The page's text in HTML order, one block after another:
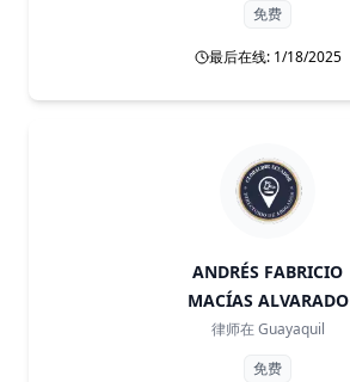
免费
最后在线: 1/18/2025
ANDRÉS FABRICIO
MACÍAS ALVARADO
律师在 Guayaquil
免费